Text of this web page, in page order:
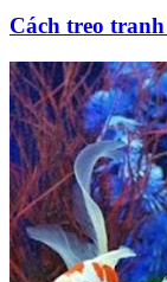
Cách treo